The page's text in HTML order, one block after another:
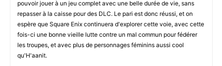
pouvoir jouer à un jeu complet avec une belle durée de vie, sans
repasser à la caisse pour des DLC. Le pari est donc réussi, et on
espère que Square Enix continuera d'explorer cette voie, avec cette
fois-ci une bonne vieille lutte contre un mal commun pour fédérer
les troupes, et avec plus de personnages féminins aussi cool
qu'H'aanit.